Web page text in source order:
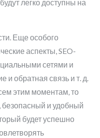
легко доступны на
Еще особого
аспекты, SEO-
сетями и
и обратная связь и т. д.
этим моментам, то
и удобный
будет успешно